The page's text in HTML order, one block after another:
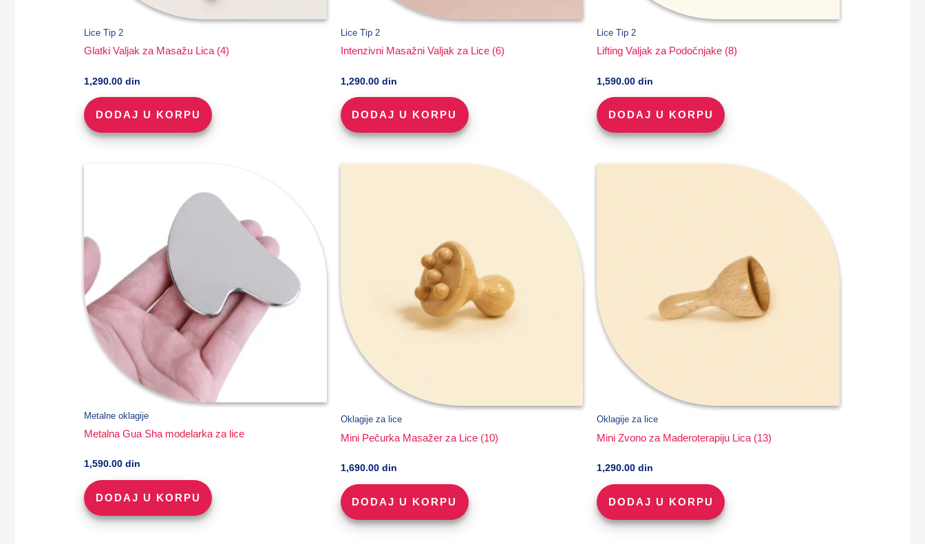
Lice Tip 2
Glatki Valjak za Masažu Lica (4)
1,290.00din
DODAJ U KORPU
Lice Tip 2
Intenzivni Masažni Valjak za Lice (6)
1,290.00 din
DODAJ U KORPU
Lice Tip 2
Lifting Valjak za Podočnjake (8)
1,590.00din
DODAJ U KORPU
Metalne oklagije
Metalna Gua Sha modelarka za lice
1,590.00din
DODAJ U KORPU
Oklagije za lice
Mini Pečurka Masažer za Lice (10)
1,690.00 din
DODAJ U KORPU
Oklagije za lice
Mini Zvono za Maderoterapiju Lica (13)
1,290.00din
DODAJ U KORPU